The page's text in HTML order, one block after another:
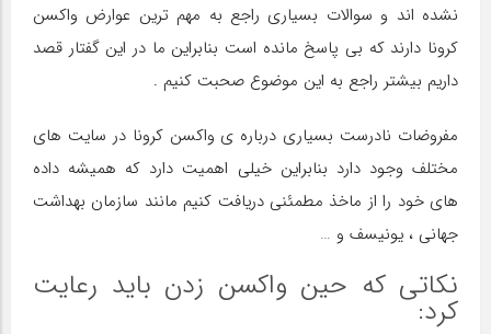
نشده اند و سوالات بسیاری راجع به مهم ترین عوارض واکسن
کرونا دارند که بی پاسخ مانده است بنابراین ما در این گفتار قصد
داریم بیشتر راجع به این موضوع صحبت کنیم .
مفروضات نادرست بسیاری درباره ی واکسن‌ کرونا در سایت های
مختلف وجود دارد بنابراین خیلی اهمیت دارد که همیشه داده
های خود را از ماخذ مطمئنی دریافت کنیم مانند سازمان بهداشت
جهانی ، یونیسف و …
نکاتی که حین واکسن زدن باید رعایت
کرد: